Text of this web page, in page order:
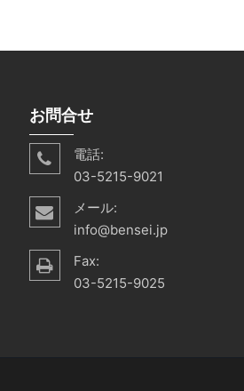
お問合せ
電話:
03-5215-9021
メール:
info@bensei.jp
Fax:
03-5215-9025